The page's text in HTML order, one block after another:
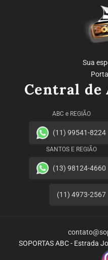
Sua
Central de
ABC e REGIÃO
(11) 99541-8224
SANTOS E REGIÃO
(13) 98124-4660
(11) 4973-2567
SOPORTAS ABC - Estrada